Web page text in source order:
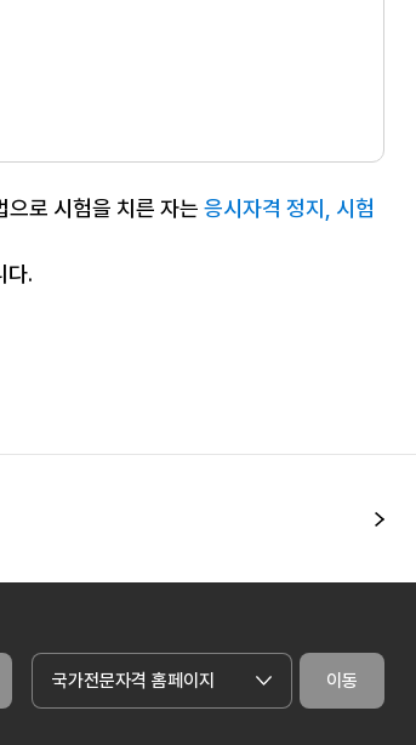
으로 시험을 치른 자는 응시자격 정지, 시험
다.
국가전문자격 홈페이지 이동